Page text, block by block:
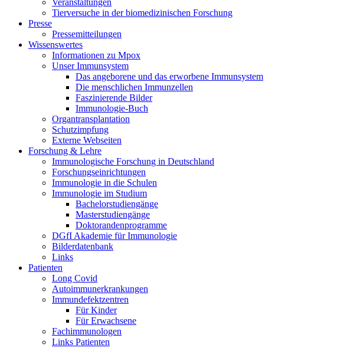
Veranstaltungen
Tierversuche in der biomedizinischen Forschung
Presse
Pressemitteilungen
Wissenswertes
Informationen zu Mpox
Unser Immunsystem
Das angeborene und das erworbene Immunsystem
Die menschlichen Immunzellen
Faszinierende Bilder
Immunologie-Buch
Organtransplantation
Schutzimpfung
Externe Webseiten
Forschung & Lehre
Immunologische Forschung in Deutschland
Forschungseinrichtungen
Immunologie in die Schulen
Immunologie im Studium
Bachelorstudiengänge
Masterstudiengänge
Doktorandenprogramme
DGfI Akademie für Immunologie
Bilderdatenbank
Links
Patienten
Long Covid
Autoimmunerkrankungen
Immundefektzentren
Für Kinder
Für Erwachsene
Fachimmunologen
Links Patienten